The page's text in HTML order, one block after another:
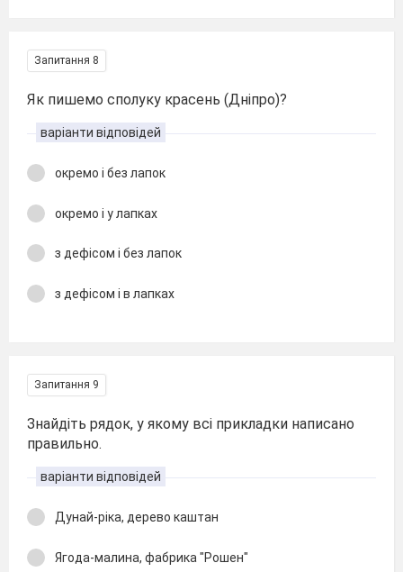
Запитання 8
Як пишемо сполуку красень (Дніпро)?
варіанти відповідей
окремо і без лапок
окремо і у лапках
з дефісом і без лапок
з дефісом і в лапках
Запитання 9
Знайдіть рядок, у якому всі прикладки написано
правильно.
варіанти відповідей
Дунай-ріка, дерево каштан
Ягода-малина, фабрика "Рошен"